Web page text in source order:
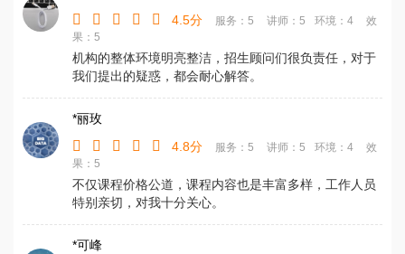
4.5分
服务：5 讲师：5 环境：4
效
果：5
机构的整体环境明亮整洁，招生顾问们很负责任，对于
我们提出的疑惑，都会耐心解答。
*丽玫
4.8分
服务：5 讲师：5 环境：4
效
果：5
不仅课程价格公道，课程内容也是丰富多样，工作人员
特别亲切，对我十分关心。
*可峰